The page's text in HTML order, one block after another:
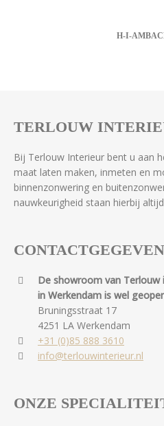
H-I-
TERLOUW
Bij Terlouw Interieur bent u aan
maat laten maken, inmeten en
binnenzonwering en
nauwkeurigheid staan hierbij
De showroom van
in Werkendam is wel
Bruningsstraat 17
4251 LA Werkendam
+31 (0)85 888 3610
info@terlouwinterieur.nl
ONZE